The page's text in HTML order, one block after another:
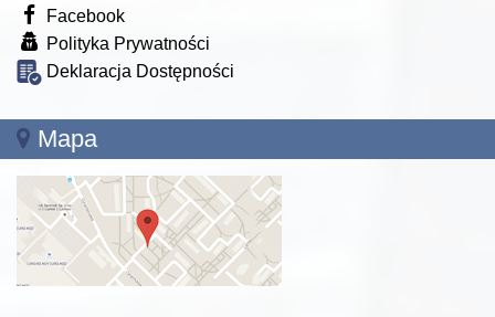
Facebook
Polityka Prywatności
Deklaracja Dostępności
Mapa